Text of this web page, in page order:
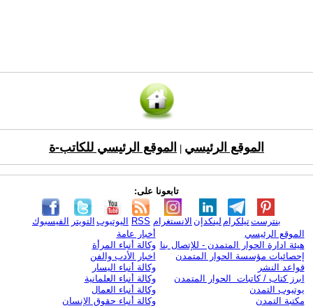
الموقع الرئيسي الموقع الرئيسي للكاتب-ة
تابعونا على:
الفيسبوك التويتر اليوتيوب RSS الانستغرام لينكدإن تيلكرامبنترست
الموقع الرئيسي
هيئة ادارة الحوار المتمدن - للإتصال بنا
إحصائيات مؤسسة الحوار المتمدن
قواعد النشر
ابرز كتاب / كاتبات الحوار المتمدن
يوتيوب التمدن
مكتبة التمدن
أخبار عامة
وكالة أنباء المرأة
اخبار الأدب والفن
وكالة أنباء اليسار
وكالة أنباء العلمانية
وكالة أنباء العمال
وكالة أنباء حقوق الإنسان